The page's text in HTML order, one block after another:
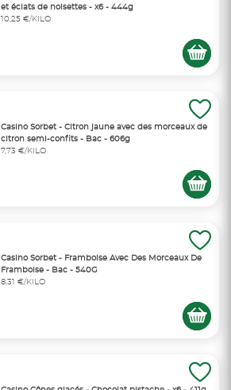
et éclats de noisettes - x6 - 444g
10,25 €/KILO
Casino Sorbet - Citron jaune avec des morceaux de
citron semi-confits - Bac - 606g
7,73 €/KILO
Casino Sorbet - Framboise Avec Des Morceaux De
Framboise - Bac - 540G
8,31 €/KILO